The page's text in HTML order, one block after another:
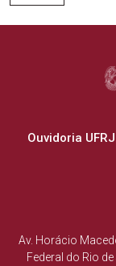
Ouvidoria UFRJ
Av. Horácio
Federal do Rio